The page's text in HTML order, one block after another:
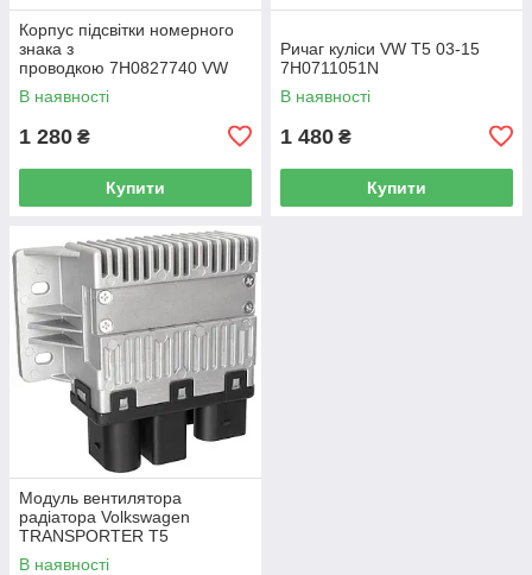
Корпус підсвітки номерного
знака з
проводкою 7H0827740 VW
Caddy III (2K) 2004-2015
/ Caddy IV (SA) 2016-
В наявності
1 280 ₴
Купити
Ричаг куліси VW T5 03-15
7H0711051N
В наявності
1 480 ₴
Купити
Модуль вентилятора
радіатора Volkswagen
TRANSPORTER T5
Фургон 03-15 7H0919506D
В наявності